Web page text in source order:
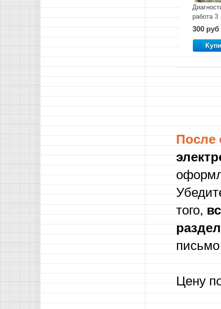
работа 3
300 руб
После
того, в
письмо
Цену